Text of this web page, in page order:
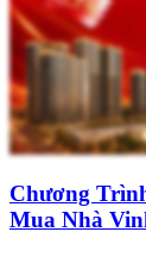
Chương
Mua Nhà